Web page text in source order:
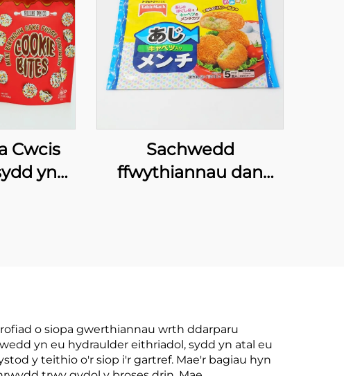
Cwcis
yn
Sachwedd
ffwythiannau dan
o siopa gwerthiannau wrth ddarparu
yn eu hydraulder eithriadol, sydd yn atal eu
y teithio o'r siop i'r gartref. Mae'r bagiau hyn